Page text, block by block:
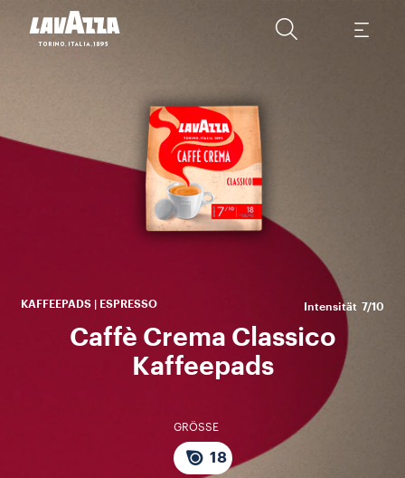
KAFFEEPADS | ESPRESSO Intensität 7/10
Caffè Crema Classico
Kaffeepads
GRÖSSE
18